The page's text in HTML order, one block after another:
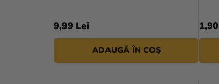
9,99 Lei
ADAUGĂ ÎN COŞ